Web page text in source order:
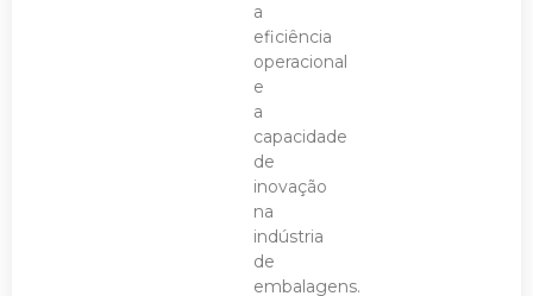
a
eficiência
operacional
e
a
capacidade
de
inovação
na
indústria
de
embalagens.